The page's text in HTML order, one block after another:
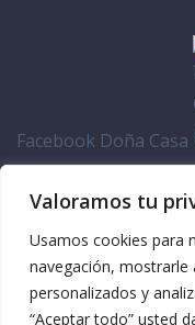
Valoramos tu
Usamos cookies para
navegación,
personalizados y
“Aceptar todo” usted
Facebook Doña Casa